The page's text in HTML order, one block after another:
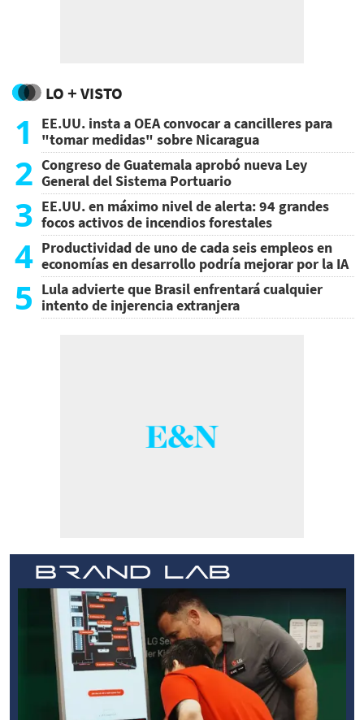
LO + VISTO
1
EE.UU. insta a OEA convocar a cancilleres para
"tomar medidas" sobre Nicaragua
2 Congreso de Guatemala aprobó nueva Ley
General del Sistema Portuario
3 EE.UU. en máximo nivel de alerta: 94 grandes
focos activos de incendios forestales
4 Productividad de uno de cada seis empleos en
economías en desarrollo podría mejorar por la IA
5 Lula advierte que Brasil enfrentará cualquier
intento de injerencia extranjera